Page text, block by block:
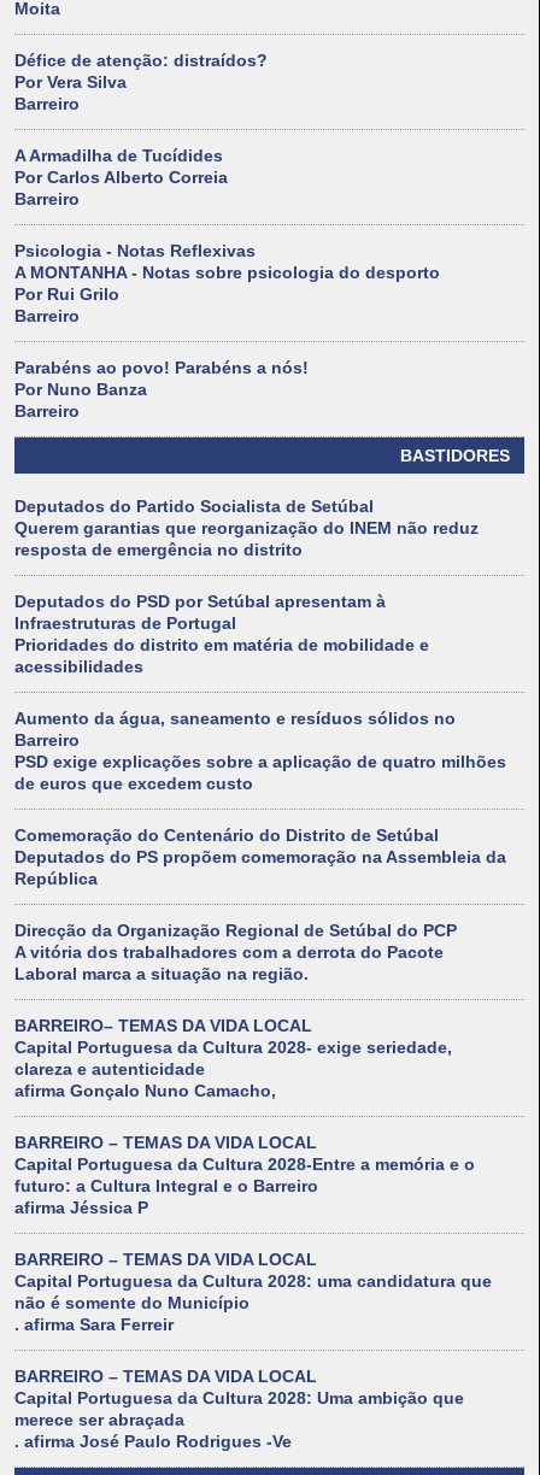
Moita
Défice de atenção: distraídos?
Por Vera Silva
Barreiro
A Armadilha de Tucídides
Por Carlos Alberto Correia
Barreiro
Psicologia - Notas Reflexivas
A MONTANHA - Notas sobre psicologia do desporto
Por Rui Grilo
Barreiro
Parabéns ao povo! Parabéns a nós!
Por Nuno Banza
Barreiro
BASTIDORES
Deputados do Partido Socialista de Setúbal
Querem garantias que reorganização do INEM não reduz
resposta de emergência no distrito
Deputados do PSD por Setúbal apresentam à
Infraestruturas de Portugal
Prioridades do distrito em matéria de mobilidade e
acessibilidades
Aumento da água, saneamento e resíduos sólidos no
Barreiro
PSD exige explicações sobre a aplicação de quatro milhões
de euros que excedem custo
Comemoração do Centenário do Distrito de Setúbal
Deputados do PS propõem comemoração na Assembleia da
República
Direcção da Organização Regional de Setúbal do PCP
A vitória dos trabalhadores com a derrota do Pacote
Laboral marca a situação na região.
BARREIRO– TEMAS DA VIDA LOCAL
Capital Portuguesa da Cultura 2028- exige seriedade,
clareza e autenticidade
afirma Gonçalo Nuno Camacho,
BARREIRO – TEMAS DA VIDA LOCAL
Capital Portuguesa da Cultura 2028-Entre a memória e o
futuro: a Cultura Integral e o Barreiro
afirma Jéssica P
BARREIRO – TEMAS DA VIDA LOCAL
Capital Portuguesa da Cultura 2028: uma candidatura que
não é somente do Município
. afirma Sara Ferreir
BARREIRO – TEMAS DA VIDA LOCAL
Capital Portuguesa da Cultura 2028: Uma ambição que
merece ser abraçada
. afirma José Paulo Rodrigues -Ve